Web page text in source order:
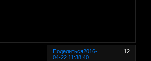
Поделиться 12
2016-
04-22 11:38:40